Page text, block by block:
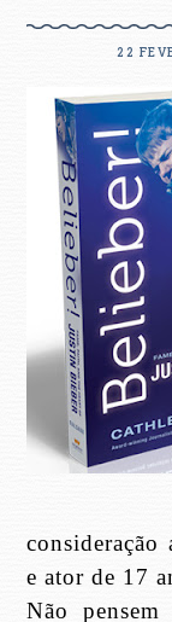
22
e ator de 17
Não